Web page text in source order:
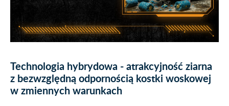
Technologia hybrydowa - atrakcyjność ziarna
z bezwzględną odpornością kostki woskowej
w zmiennych warunkach